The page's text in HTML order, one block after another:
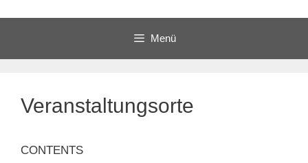
Menü
Veranstaltungsorte
CONTENTS